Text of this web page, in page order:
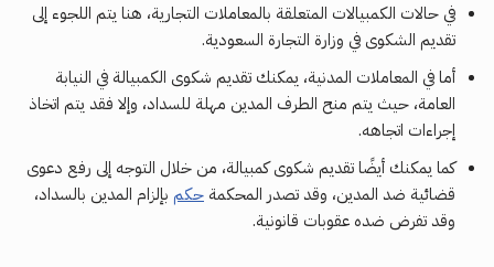
في حالات الكمبيالات المتعلقة بالمعاملات التجارية، هنا يتم اللجوء إلى
تقديم الشكوى في وزارة التجارة السعودية.
أما في المعاملات المدنية، يمكنك تقديم شكوى الكمبيالة في النيابة
العامة، حيث يتم منح الطرف المدين مهلة للسداد، وإلا فقد يتم اتخاذ
إجراءات اتجاهه.
كما يمكنك أيضًا تقديم شكوى كمبيالة، من خلال التوجه إلى رفع دعوى
قضائية ضد المدين، وقد تصدر المحكمة حكم بإلزام المدين بالسداد،
وقد تفرض ضده عقوبات قانونية.